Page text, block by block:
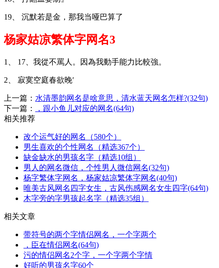
19、 沉默若是金，那我当哑巴算了
杨家姑凉繁体字网名3
1、 17、我從不罵人。因為我動手能力比較強。
2、 寂寞空庭春欲晚′
上一篇： 水清墨韵网名是啥意思，清水蓝天网名怎样?(32句)
下一篇：
，跟小鱼儿对应的网名(64句)
相关推荐
改个运气好的网名（580个）
男生喜欢的个性网名（精选367个）
缺金缺水的男孩名字（精选10组）
男人的网名微信，个性男人微信网名(32句)
杨字繁体字网名，杨家姑凉繁体字网名(40句)
唯美古风网名四字女生，古风伤感网名女生四字(64句)
木字旁的字男孩起名字（精选35组）
相关文章
带符号的两个字情侣网名，一个字两个
，臣在情侣网名(64句)
污的情侣网名2个字，一个字两个字情
好听的男孩名字60个